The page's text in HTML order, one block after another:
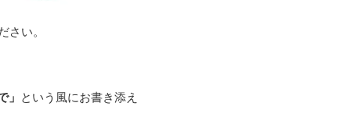
さい。
」 という風にお書き添え